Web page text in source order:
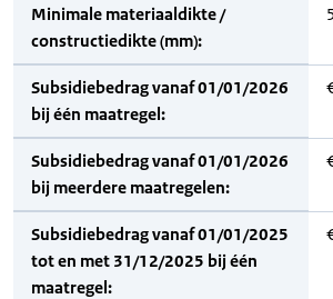
Minimale materiaaldikte /
constructiedikte (mm):
Subsidiebedrag vanaf 01/01/2026
bij één maatregel:
Subsidiebedrag vanaf 01/01/2026
bij meerdere maatregelen:
Subsidiebedrag vanaf 01/01/2025
tot en met 31/12/2025 bij één
maatregel: